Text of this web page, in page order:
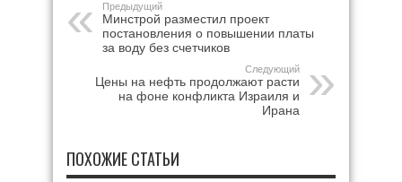
Предыдущий
Минстрой разместил проект
постановления о повышении платы
за воду без счетчиков
Следующий
Цены на нефть продолжают расти
на фоне конфликта Израиля и
Ирана
ПОХОЖИЕ СТАТЬИ